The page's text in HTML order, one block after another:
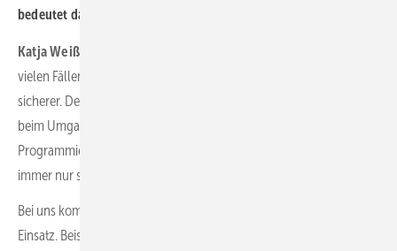
bedeutet das genau?
Katja Weißbach:
vielen Fällen die Arbeit. Es macht unser System effizienter und
sicherer. Der Mensch ist selbstverständlich weiterhin unverzichtbar
beim Umgang mit jedweder Technologie und gibt ihr durch das
Programmieren und
immer nur so gut wie ihre Trainer.
Bei uns kommt die KI natürlich in verschiedenen Bereichen zum
Einsatz. Beispielsweise bei der Auswertung von Schadensbildern.